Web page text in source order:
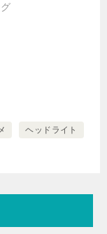
ヘッドライト